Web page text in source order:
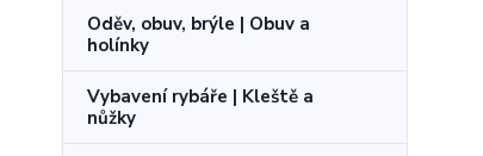
Oděv, obuv, brýle | Obuv a
holínky
Vybavení rybáře | Kleště a
nůžky